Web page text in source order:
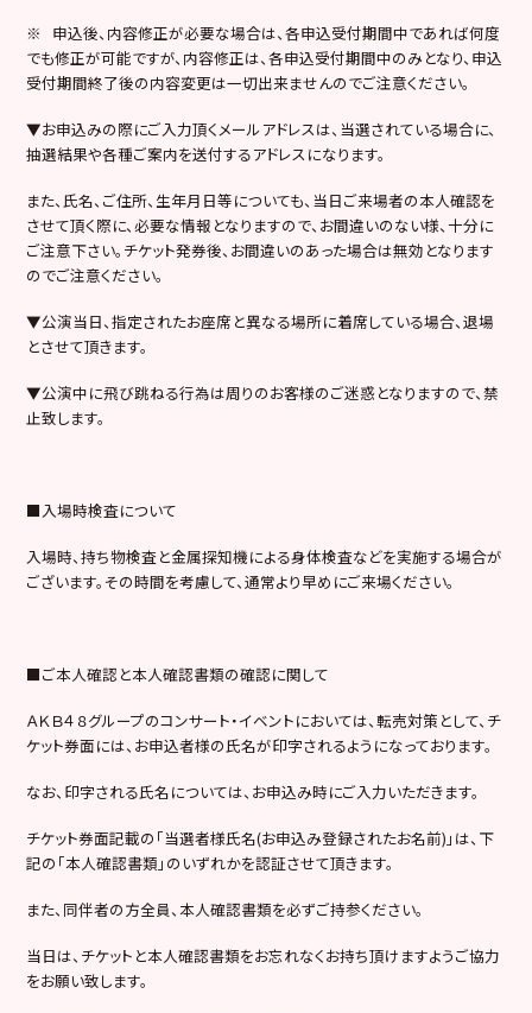
※ 申込後、内容修正が必要な場合は、各申込受付期間中であれば何度
でも修正が可能ですが、内容修正は、各申込受付期間中のみとなり、申込
受付期間終了後の内容変更は一切出来ませんのでご注意ください。
▼お申込みの際にご入力頂くメールアドレスは、当選されている場合に、
抽選結果や各種ご案内を送付するアドレスになります。
また、氏名、ご住所、生年月日等についても、当日ご来場者の本人確認を
させて頂く際に、必要な情報となりますので、お間違いのない様、十分に
ご注意下さい。チケット発券後、お間違いのあった場合は無効となります
のでご注意ください。
▼公演当日、指定されたお座席と異なる場所に着席している場合、退場
とさせて頂きます。
▼公演中に飛び跳ねる行為は周りのお客様のご迷惑となりますので、禁
止致します。
■入場時検査について
入場時、持ち物検査と金属探知機による身体検査などを実施する場合が
ございます。その時間を考慮して、通常より早めにご来場ください。
■ご本人確認と本人確認書類の確認に関して
ＡＫＢ４８グループのコンサート・イベントにおいては、転売対策として、チ
ケット券面には、お申込者様の氏名が印字されるようになっております。
なお、印字される氏名については、お申込み時にご入力いただきます。
チケット券面記載の「当選者様氏名(お申込み登録されたお名前)」は、下
記の「本人確認書類」のいずれかを認証させて頂きます。
また、同伴者の方全員、本人確認書類を必ずご持参ください。
当日は、チケットと本人確認書類をお忘れなくお持ち頂けますようご協力
をお願い致します。